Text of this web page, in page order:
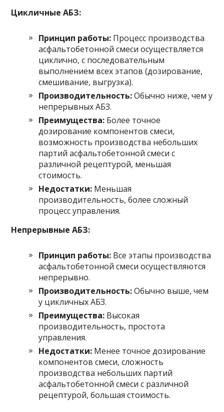
Цикличные АБЗ:
Принцип работы: Процесс производства
асфальтобетонной смеси осуществляется
циклично, с последовательным
выполнением всех этапов (дозирование,
смешивание, выгрузка).
Производительность:Обычно ниже, чем у
непрерывных АБЗ.
Преимущества: Более точное
дозирование компонентов смеси,
возможность производства небольших
партий асфальтобетонной смеси с
различной рецептурой, меньшая
стоимость.
Недостатки: Меньшая
производительность, более сложный
процесс управления.
Непрерывные АБЗ:
Принцип работы: Все этапы производства
асфальтобетонной смеси осуществляются
непрерывно.
Производительность:Обычно выше, чем
у цикличных АБЗ.
Преимущества: Высокая
производительность, простота
управления.
Недостатки: Менее точное дозирование
компонентов смеси, сложность
производства небольших партий
асфальтобетонной смеси с различной
рецептурой, большая стоимость.